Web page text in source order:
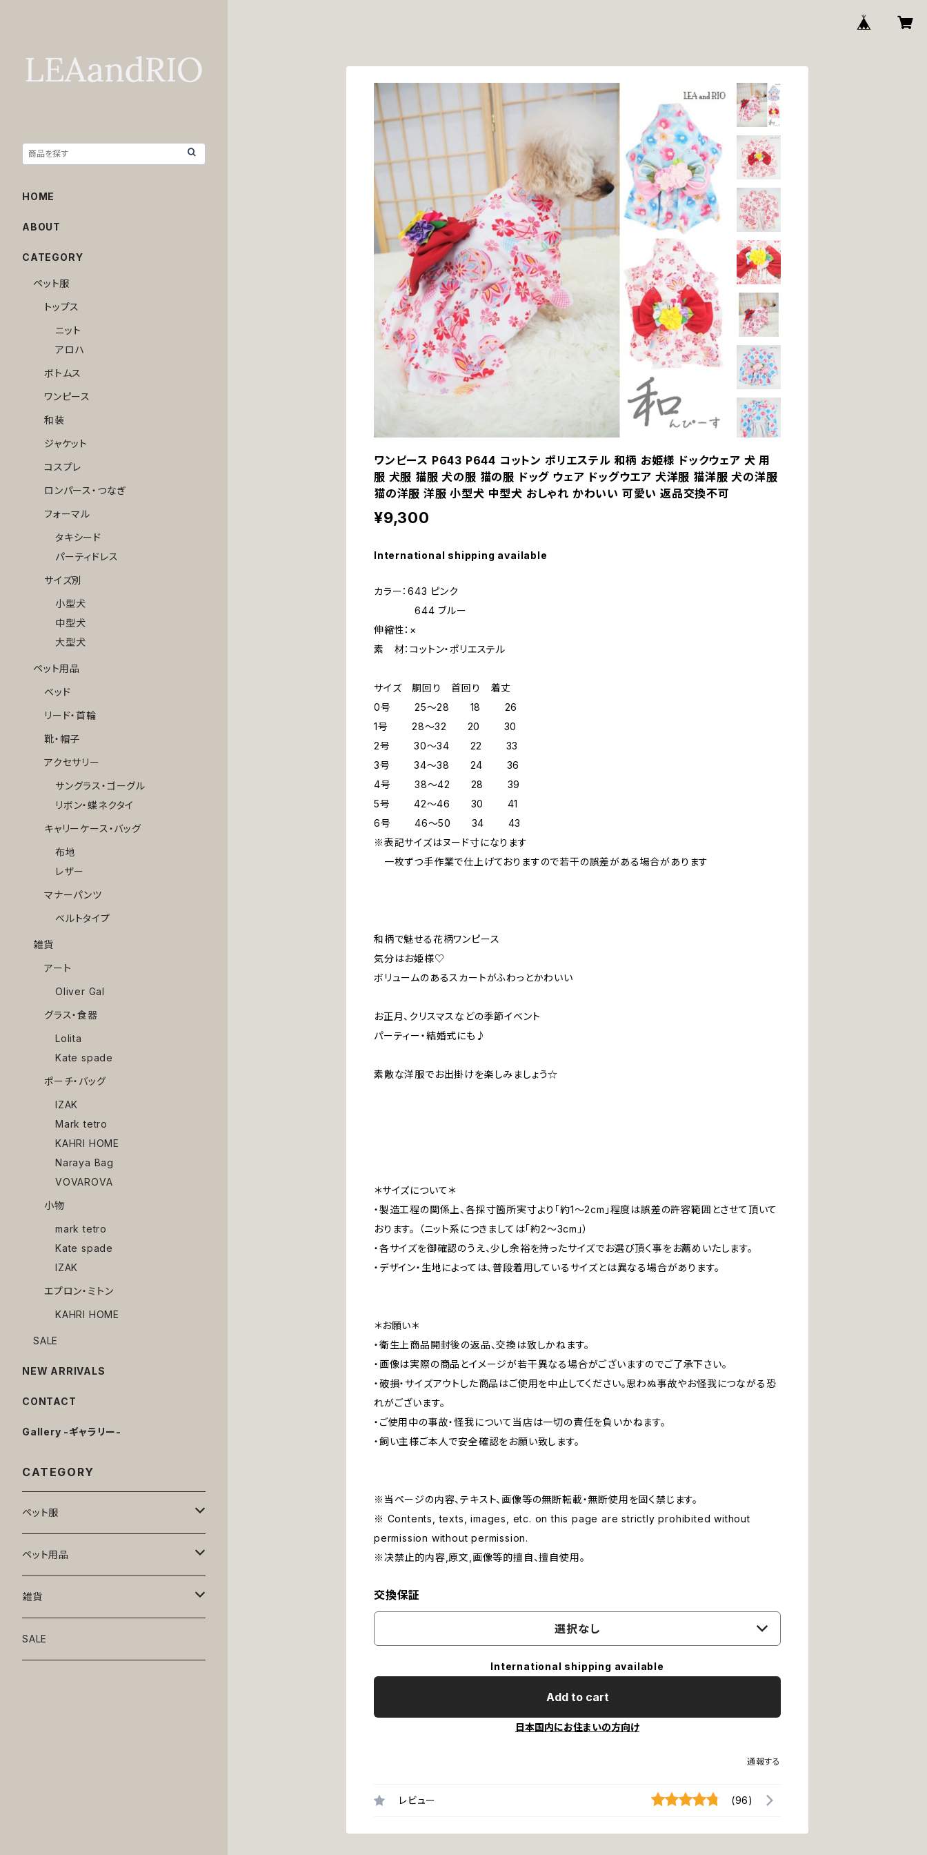
ワンピース P643 P644 コットン ポリエステル 和柄 お姫様 ドックウェア 犬 用
服 犬服 猫服 犬の服 猫の服 ドッグ ウェア ドッグウエア 犬洋服 猫洋服 犬の洋服
猫の洋服 洋服 小型犬 中型犬 おしゃれ かわいい 可愛い 返品交換不可
¥9,300
International shipping available
カラー：643 ピンク
644 ブルー
伸縮性：×
素 材：コットン・ポリエステル
サイズ 胴回り 首回り 着丈
0号 25～28 18 26
1号 28～32 20 30
2号 30～34 22 33
3号 34～38 24 36
4号 38～42 28 39
5号 42～46 30 41
6号 46～50 34 43
※表記サイズはヌード寸になります
一枚ずつ手作業で仕上げておりますので若干の誤差がある場合があります
和柄で魅せる花柄ワンピース
気分はお姫様♡
ボリュームのあるスカートがふわっとかわいい
お正月、クリスマスなどの季節イベント
パーティー・結婚式にも♪
素敵な洋服でお出掛けを楽しみましょう☆
＊サイズについて＊
・製造工程の関係上、各採寸箇所実寸より「約1～2cm」程度は誤差の許容範囲とさせて頂いて
おります。 （ニット系につきましては「約2～3cm」）
・各サイズを御確認のうえ、少し余裕を持ったサイズでお選び頂く事をお薦めいたします。
・デザイン・生地によっては、普段着用しているサイズとは異なる場合があります。
＊お願い＊
・衛生上商品開封後の返品、交換は致しかねます。
・画像は実際の商品とイメージが若干異なる場合がございますのでご了承下さい。
・破損・サイズアウトした商品はご使用を中止してください。思わぬ事故やお怪我につながる恐
れがございます。
・ご使用中の事故・怪我について当店は一切の責任を負いかねます。
・飼い主様ご本人で安全確認をお願い致します。
※当ページの内容、テキスト、画像等の無断転載・無断使用を固く禁じます。
※ Contents, texts, images, etc. on this page are strictly prohibited without
permission without permission.
※决禁止的内容,原文,画像等的擅自、擅自使用。
交換保証
選択なし
International shipping available
Add to cart
日本国内にお住まいの方向け
通報する
レビュー (96)
HOME
ABOUT
CATEGORY
ペット服
トップス
ニット
アロハ
ボトムス
ワンピース
和装
ジャケット
コスプレ
ロンパース・つなぎ
フォーマル
タキシード
パーティドレス
サイズ別
小型犬
中型犬
大型犬
ペット用品
ベッド
リード・首輪
靴・帽子
アクセサリー
サングラス・ゴーグル
リボン・蝶ネクタイ
キャリーケース・バッグ
布地
レザー
マナーパンツ
ベルトタイプ
雑貨
アート
Oliver Gal
グラス・食器
Lolita
Kate spade
ポーチ・バッグ
IZAK
Mark tetro
KAHRI HOME
Naraya Bag
VOVAROVA
小物
mark tetro
Kate spade
IZAK
エプロン・ミトン
KAHRI HOME
SALE
NEW ARRIVALS
CONTACT
Gallery -ギャラリー-
CATEGORY
ペット服
トップス
ニット
アロハ
ボトムス
ワンピース
ペット用品
ベッド
リード・首輪
雑貨
アート
SALE